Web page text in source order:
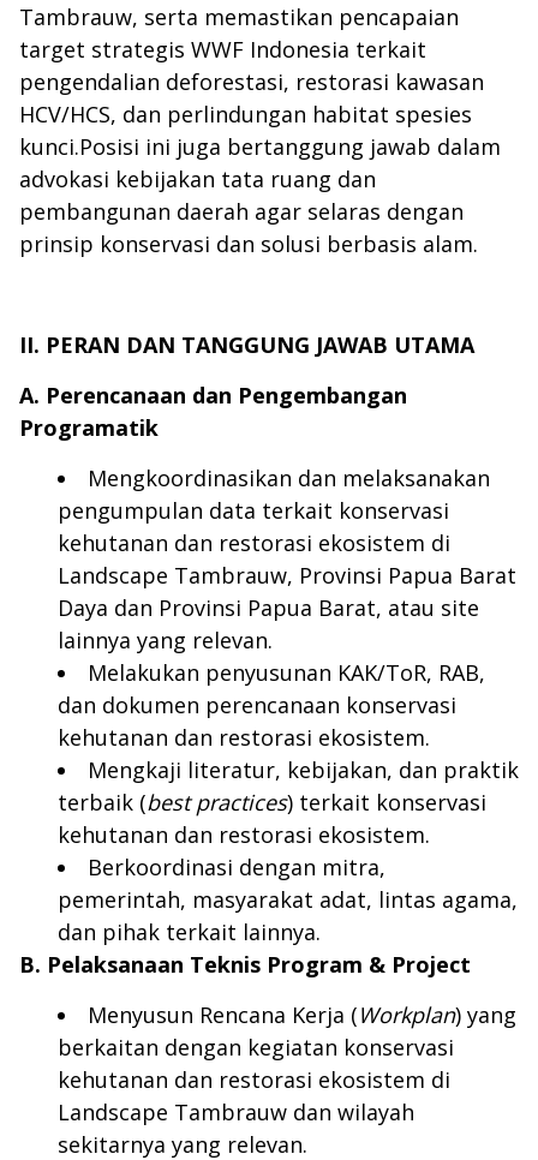
Tambrauw, serta memastikan pencapaian
target strategis WWF Indonesia terkait
pengendalian deforestasi, restorasi kawasan
HCV/HCS, dan perlindungan habitat spesies
kunci.Posisi ini juga bertanggung jawab dalam
advokasi kebijakan tata ruang dan
pembangunan daerah agar selaras dengan
prinsip konservasi dan solusi berbasis alam.
II. PERAN DAN TANGGUNG JAWAB UTAMA
A. Perencanaan dan Pengembangan
Programatik
Mengkoordinasikan dan melaksanakan
pengumpulan data terkait konservasi
kehutanan dan restorasi ekosistem di
Landscape Tambrauw, Provinsi Papua Barat
Daya dan Provinsi Papua Barat, atau site
lainnya yang relevan.
Melakukan penyusunan KAK/ToR, RAB,
dan dokumen perencanaan konservasi
kehutanan dan restorasi ekosistem.
Mengkaji literatur, kebijakan, dan praktik
terbaik (best practices) terkait konservasi
kehutanan dan restorasi ekosistem.
Berkoordinasi dengan mitra,
pemerintah, masyarakat adat, lintas agama,
dan pihak terkait lainnya.
B. Pelaksanaan Teknis Program & Project
Menyusun Rencana Kerja (Workplan) yang
berkaitan dengan kegiatan konservasi
kehutanan dan restorasi ekosistem di
Landscape Tambrauw dan wilayah
sekitarnya yang relevan.